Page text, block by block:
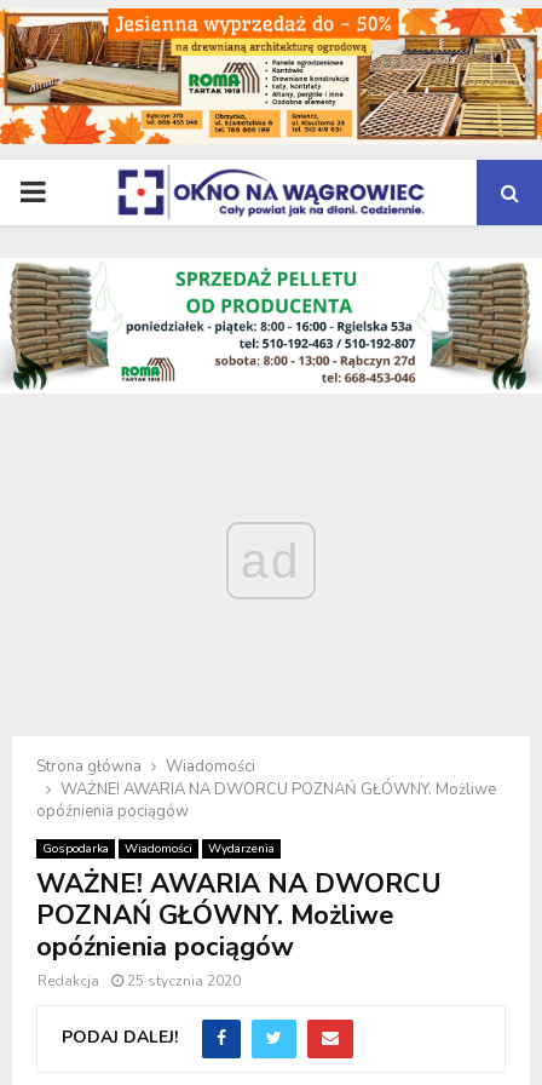
PRIMARY
MENU
ad
Strona główna
Wiadomości
WAŻNE! AWARIA NA DWORCU POZNAŃ GŁÓWNY. Możliwe
opóźnienia pociągów
Gospodarka Wiadomości Wydarzenia
WAŻNE! AWARIA NA DWORCU
POZNAŃ GŁÓWNY. Możliwe
opóźnienia pociągów
Redakcja 25 stycznia 2020
PODAJ DALEJ!